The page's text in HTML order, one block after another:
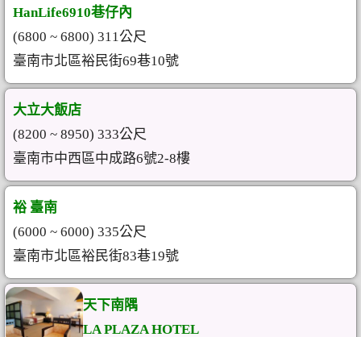
HanLife6910巷仔內
(6800 ~ 6800) 311公尺
臺南市北區裕民街69巷10號
大立大飯店
(8200 ~ 8950) 333公尺
臺南市中西區中成路6號2-8樓
裕 臺南
(6000 ~ 6000) 335公尺
臺南市北區裕民街83巷19號
天下南隅
LA PLAZA HOTEL